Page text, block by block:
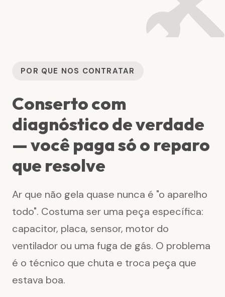
POR QUE NOS CONTRATAR
Conserto com
diagnóstico de verdade
— você paga só o reparo
que resolve
Ar que não gela quase nunca é "o aparelho
todo". Costuma ser uma peça específica:
capacitor, placa, sensor, motor do
ventilador ou uma fuga de gás. O problema
é o técnico que chuta e troca peça que
estava boa.